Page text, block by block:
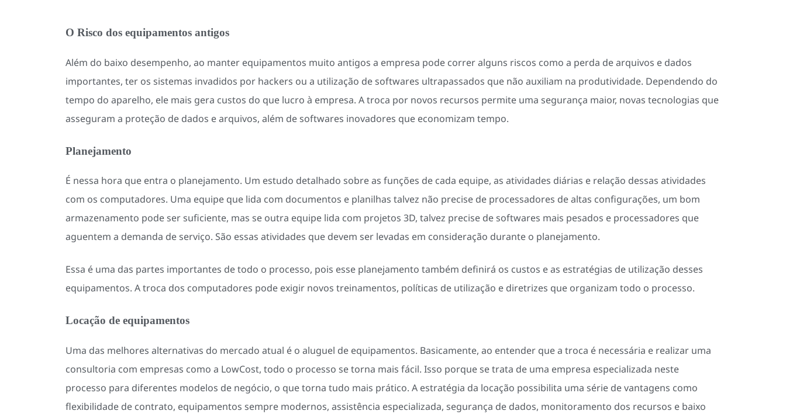
O Risco dos equipamentos antigos
Além do baixo desempenho, ao manter equipamentos muito antigos a empresa pode correr alguns riscos como a perda de arquivos e dados
importantes, ter os sistemas invadidos por hackers ou a utilização de softwares ultrapassados que não auxiliam na produtividade. Dependendo do
tempo do aparelho, ele mais gera custos do que lucro à empresa. A troca por novos recursos permite uma segurança maior, novas tecnologias que
asseguram a proteção de dados e arquivos, além de softwares inovadores que economizam tempo.
Planejamento
É nessa hora que entra o planejamento. Um estudo detalhado sobre as funções de cada equipe, as atividades diárias e relação dessas atividades
com os computadores. Uma equipe que lida com documentos e planilhas talvez não precise de processadores de altas configurações, um bom
armazenamento pode ser suficiente, mas se outra equipe lida com projetos 3D, talvez precise de softwares mais pesados e processadores que
aguentem a demanda de serviço. São essas atividades que devem ser levadas em consideração durante o planejamento.
Essa é uma das partes importantes de todo o processo, pois esse planejamento também definirá os custos e as estratégias de utilização desses
equipamentos. A troca dos computadores pode exigir novos treinamentos, políticas de utilização e diretrizes que organizam todo o processo.
Locação de equipamentos
Uma das melhores alternativas do mercado atual é o aluguel de equipamentos. Basicamente, ao entender que a troca é necessária e realizar uma
consultoria com empresas como a LowCost, todo o processo se torna mais fácil. Isso porque se trata de uma empresa especializada neste
processo para diferentes modelos de negócio, o que torna tudo mais prático. A estratégia da locação possibilita uma série de vantagens como
flexibilidade de contrato, equipamentos sempre modernos, assistência especializada, segurança de dados, monitoramento dos recursos e baixo